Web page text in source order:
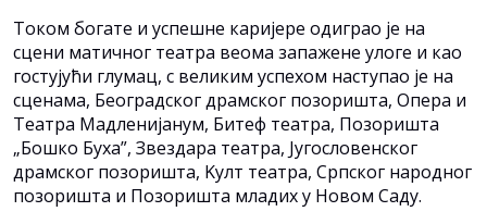
Током богате и успешне каријере одиграо је на
сцени матичног театра веома запажене улоге и као
гостујући глумац, с великим успехом наступао је на
сценама, Београдског драмског позоришта, Опера и
Театра Мадлениjанум, Битеф театра, Позоришта
„Бошко Буха”, Звездара театра, Југословенског
драмског позоришта, Kулт театра, Српског народног
позоришта и Позоришта младих у Новом Саду.